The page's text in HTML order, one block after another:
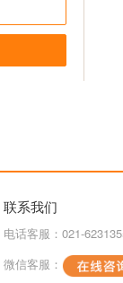
联系我们
电话客服：021-
微信客服：